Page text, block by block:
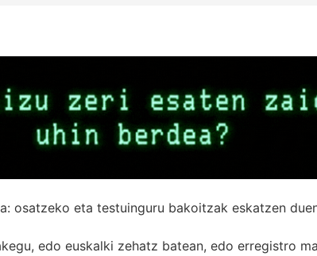
osatzeko eta testuinguru bakoitzak eskatzen
edo euskalki zehatz batean, edo erregistro